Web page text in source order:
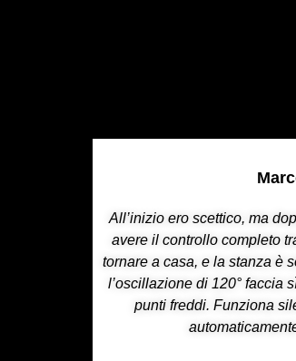
All’inizio ero scettico, ma
avere il controllo completo
tornare a casa, e la stanza è
l’oscillazione di 120° faccia
punti freddi. Funziona